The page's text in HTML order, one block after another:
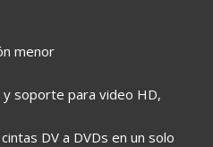
menor
y soporte para video HD,
DV a DVDs en un solo